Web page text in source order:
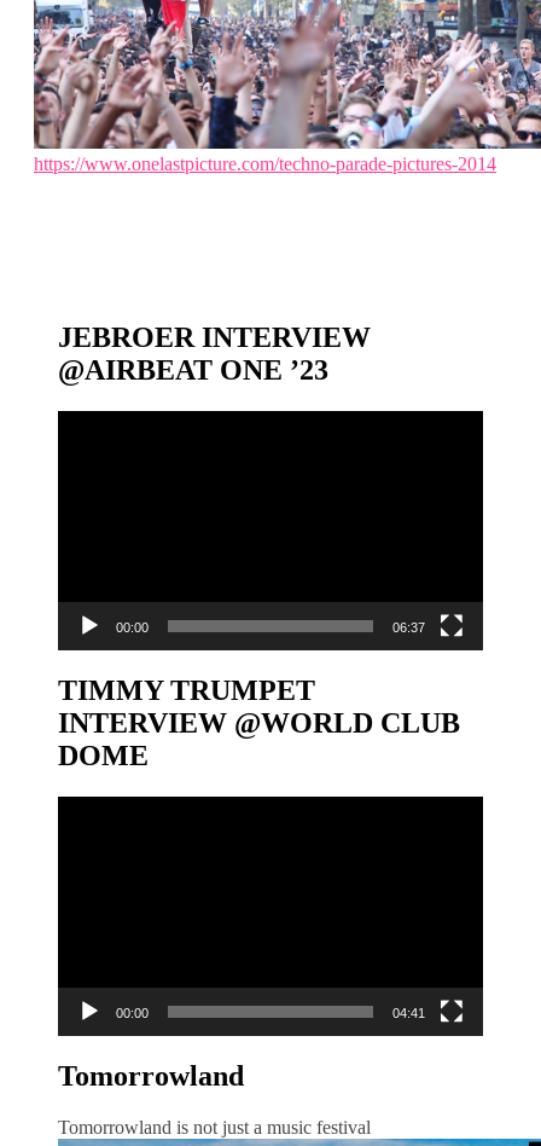
https://www.onelastpicture.com/techno-parade-pictures-2014
JEBROER INTERVIEW
@AIRBEAT ONE ’23
00:00 06:37
TIMMY TRUMPET
INTERVIEW @WORLD CLUB
DOME
00:00 04:41
Tomorrowland
Tomorrowland is not just a music festival